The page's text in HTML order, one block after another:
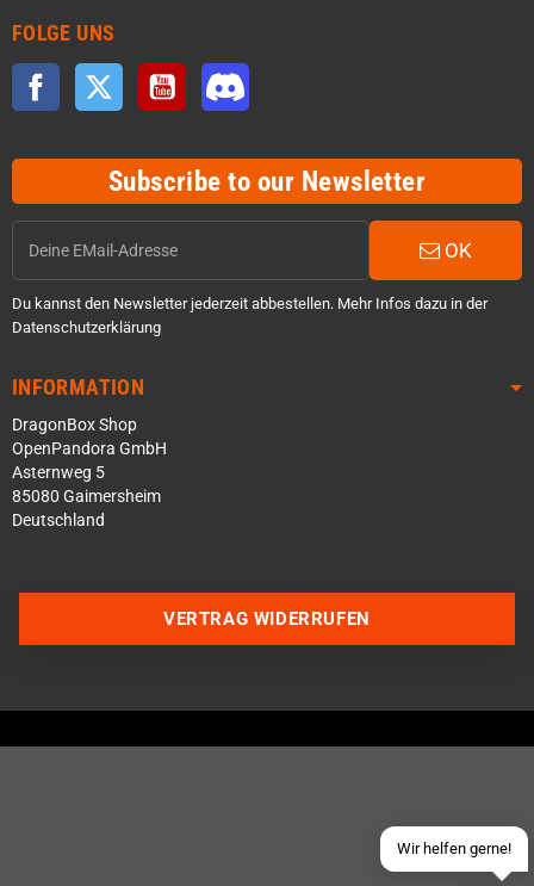
FOLGE UNS
Facebook Twitter YouTube
Subscribe to our Newsletter
OK
Du kannst den Newsletter jederzeit abbestellen. Mehr Infos dazu in der
Datenschutzerklärung
INFORMATION
DragonBox Shop
OpenPandora GmbH
Asternweg 5
85080 Gaimersheim
Deutschland
Wir helfen gerne!
Über WhatsApp schreiben
Schick uns eine eMail
VERTRAG WIDERRUFEN